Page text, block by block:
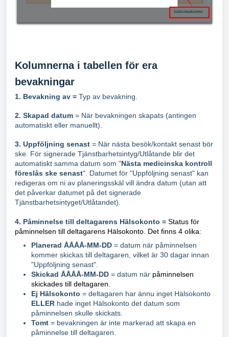
Kolumnerna i tabellen för era
bevakningar
1. Bevakning av = Typ av bevakning.
2. Skapad datum = När bevakningen skapats (antingen
automatiskt eller manuellt).
3. Uppföljning senast = När nästa besök/kontakt senast bör
ske. För signerade Tjänstbarhetsintyg/Utlåtande blir det
automatiskt samma datum som "Nästa medicinska kontroll
föreslås ske senast". Datumet för "Uppföljning senast" kan
redigeras om ni av planeringsskäl vill ändra datum (utan att
det påverkar datumet på det signerade
Tjänstbarhetsintyget/Utlåtandet).
4. Påminnelse till deltagarens Hälsokonto = Status för
påminnelsen till deltagarens Hälsokonto. Det finns 4 olika:
Planerad ÅÅÅÅ-MM-DD = datum när påminnelsen
kommer skickas till deltagaren, vilket är 30 dagar innan
"Uppföljning senast".
Skickad ÅÅÅÅ-MM-DD = datum när påminnelsen
skickades till deltagaren.
Ej Hälsokonto = deltagaren har ännu inget Hälsokonto
ELLER hade inget Hälsokonto det datum som
påminnelsen skulle skickats.
Tomt = bevakningen är inte markerad att skapa en
påminnelse till deltagaren.